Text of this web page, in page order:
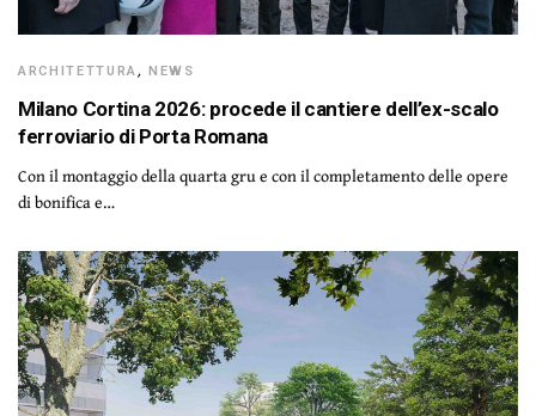
ARCHITETTURA,NEWS
Milano Cortina 2026: procede il cantiere dell’ex-scalo
ferroviario di Porta Romana
Con il montaggio della quarta gru e con il completamento delle opere
di bonifica e…